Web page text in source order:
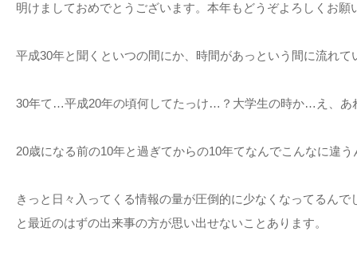
明けましておめでとうございます。本年もどうぞよろしくお
平成30年と聞くといつの間にか、時間があっという間に流れ
30年て…平成20年の頃何してたっけ…？大学生の時か…え、あ
20歳になる前の10年と過ぎてからの10年てなんでこんなに違
きっと日々入ってくる情報の量が圧倒的に少なくなってるん
と最近のはずの出来事の方が思い出せないことあります。